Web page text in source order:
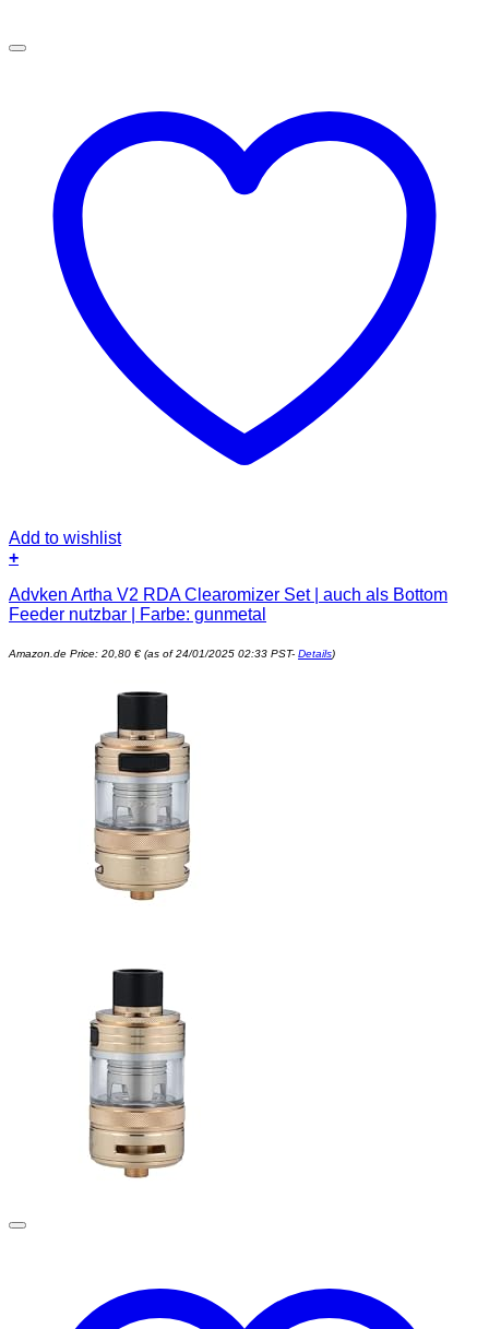
Add to wishlist
+
Advken Artha V2 RDA Clearomizer Set | auch als Bottom
Feeder nutzbar | Farbe: gunmetal
Amazon.de Price: 20,80 € (as of 24/01/2025 02:33 PST- Details)